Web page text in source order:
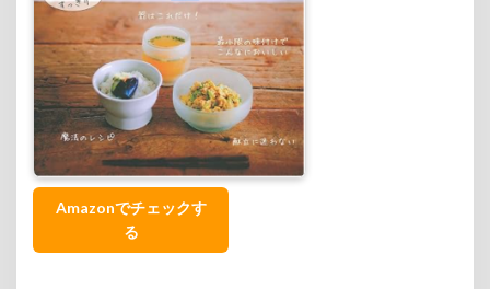
Amazonでチェックす
る